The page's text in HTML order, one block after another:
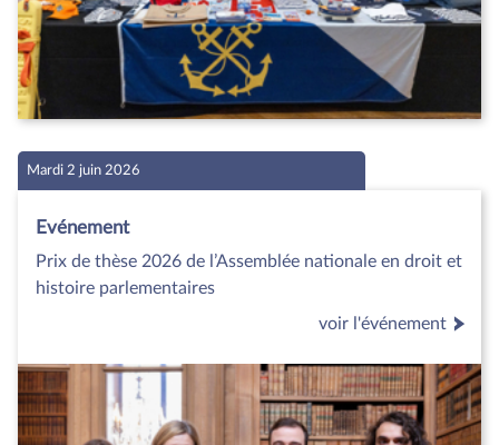
Mardi 2 juin 2026
Evénement
Prix de thèse 2026 de l’Assemblée nationale en droit et
histoire parlementaires
voir l'événement